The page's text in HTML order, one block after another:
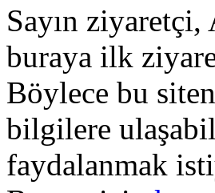
Sayın
buraya ilk
Böylece bu
bilgilere
faydalanmak